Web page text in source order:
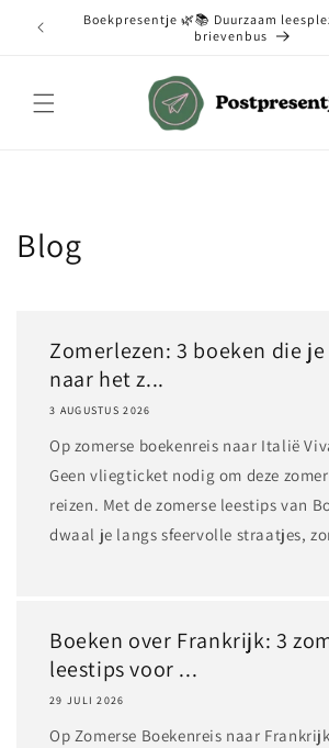
naar deBoekpresentje 🌿📚 Duurzaam
brievenbus
Blog
Zomerlezen: 3 boeken die
naar het z...
3 AUGUSTUS 2026
Op zomerse boekenreis naar Italië
Geen vliegticket nodig om deze
reizen. Met de zomerse leestips van
dwaal je langs sfeervolle straatjes,
Boeken over Frankrijk: 3
leestips voor ...
29 JULI 2026
Op Zomerse Boekenreis naar